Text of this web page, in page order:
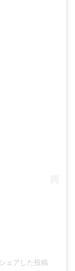
ェアした投稿